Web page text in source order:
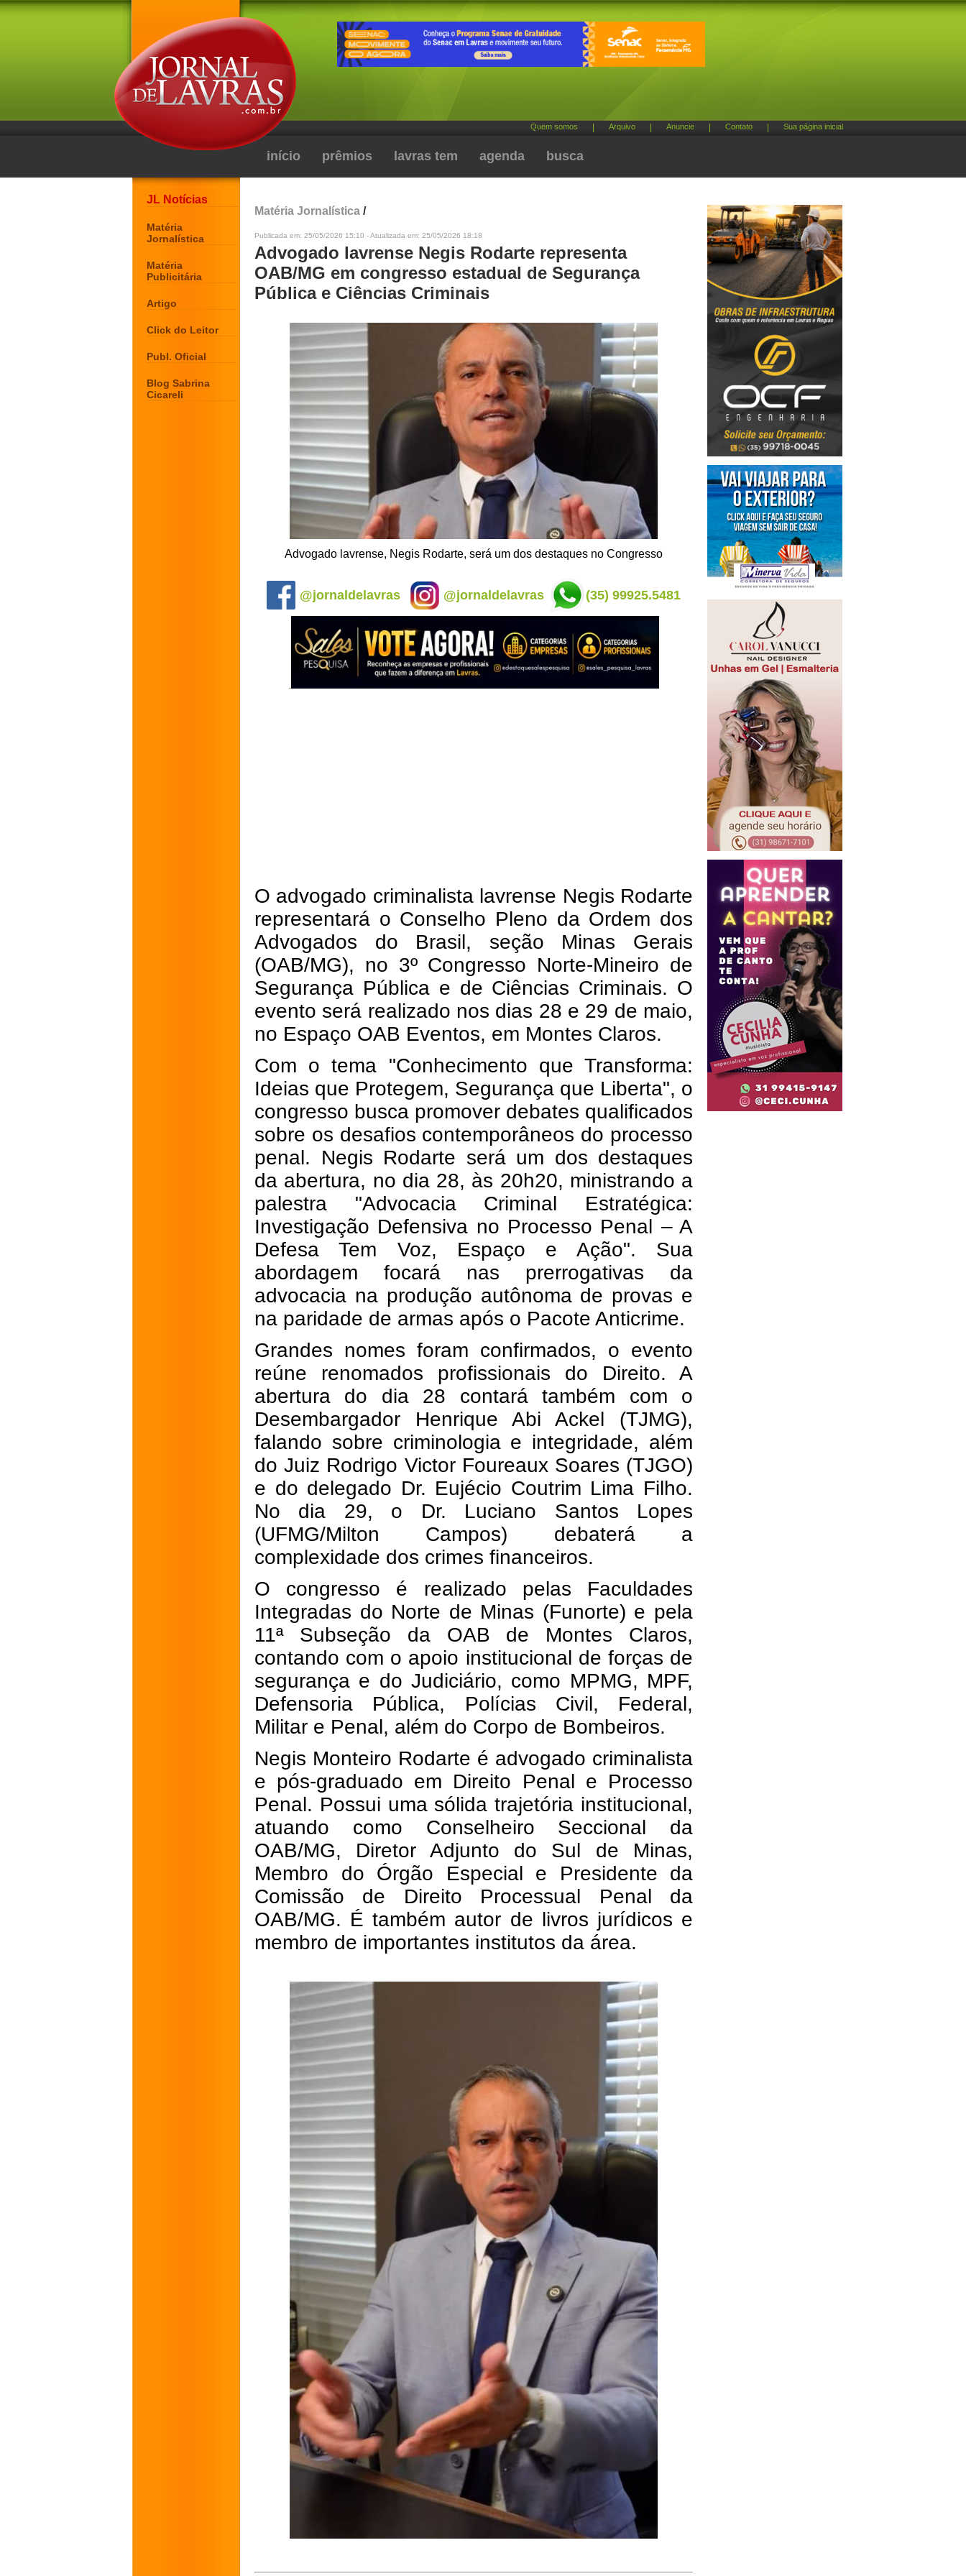
Quem somos Arquivo Anuncie Contato Sua página inicial
início prêmios lavras tem agenda busca
JL Notícias
Matéria
Jornalística
Matéria
Publicitária
Artigo
Click do Leitor
Publ. Oficial
Blog Sabrina
Cicareli
Matéria Jornalística /
Publicada em: 25/05/2026 15:10 - Atualizada em: 25/05/2026 18:18
Advogado lavrense Negis Rodarte representa
OAB/MG em congresso estadual de Segurança
Pública e Ciências Criminais
Advogado lavrense, Negis Rodarte, será um dos destaques no Congresso
@jornaldelavras @jornaldelavras (35) 99925.5481
O advogado criminalista lavrense Negis Rodarte
representará o Conselho Pleno da Ordem dos
Advogados do Brasil, seção Minas Gerais
(OAB/MG), no 3º Congresso Norte-Mineiro de
Segurança Pública e de Ciências Criminais. O
evento será realizado nos dias 28 e 29 de maio,
no Espaço OAB Eventos, em Montes Claros.
Com o tema "Conhecimento que Transforma:
Ideias que Protegem, Segurança que Liberta", o
congresso busca promover debates qualificados
sobre os desafios contemporâneos do processo
penal. Negis Rodarte será um dos destaques
da abertura, no dia 28, às 20h20, ministrando a
palestra "Advocacia Criminal Estratégica:
Investigação Defensiva no Processo Penal – A
Defesa Tem Voz, Espaço e Ação". Sua
abordagem focará nas prerrogativas da
advocacia na produção autônoma de provas e
na paridade de armas após o Pacote Anticrime.
Grandes nomes foram confirmados, o evento
reúne renomados profissionais do Direito. A
abertura do dia 28 contará também com o
Desembargador Henrique Abi Ackel (TJMG),
falando sobre criminologia e integridade, além
do Juiz Rodrigo Victor Foureaux Soares (TJGO)
e do delegado Dr. Eujécio Coutrim Lima Filho.
No dia 29, o Dr. Luciano Santos Lopes
(UFMG/Milton Campos) debaterá a
complexidade dos crimes financeiros.
O congresso é realizado pelas Faculdades
Integradas do Norte de Minas (Funorte) e pela
11ª Subseção da OAB de Montes Claros,
contando com o apoio institucional de forças de
segurança e do Judiciário, como MPMG, MPF,
Defensoria Pública, Polícias Civil, Federal,
Militar e Penal, além do Corpo de Bombeiros.
Negis Monteiro Rodarte é advogado criminalista
e pós-graduado em Direito Penal e Processo
Penal. Possui uma sólida trajetória institucional,
atuando como Conselheiro Seccional da
OAB/MG, Diretor Adjunto do Sul de Minas,
Membro do Órgão Especial e Presidente da
Comissão de Direito Processual Penal da
OAB/MG. É também autor de livros jurídicos e
membro de importantes institutos da área.